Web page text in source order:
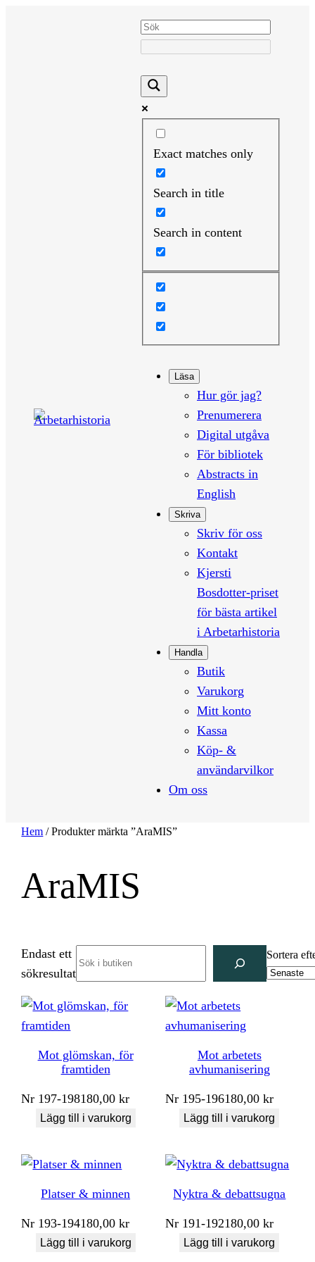
Exact matches only
Search in title
Search in content
Läsa
Hur gör jag?
Prenumerera
Digital utgåva
För bibliotek
Abstracts in
English
Skriva
Skriv för oss
Kontakt
Kjersti
Bosdotter-priset
för bästa artikel
i Arbetarhistoria
Handla
Butik
Varukorg
Mitt konto
Kassa
Köp- &
användarvilkor
Om oss
Hem / Produkter märkta ”AraMIS”
AraMIS
Endast ett
sökresultat
Sortera
Mot glömskan, för
framtiden
Nr 197-198180,00kr
Lägg till i varukorg
Mot arbetets
avhumanisering
Nr 195-196180,00kr
Lägg till i varukorg
Platser & minnen
Nr 193-194180,00kr
Lägg till i varukorg
Nyktra & debattsugna
Nr 191-192180,00kr
Lägg till i varukorg